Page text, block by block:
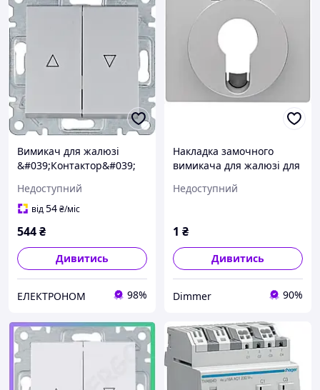
Вимикач для жалюзі
&#039;Контактор&#039;
10АХ/230В Hager WL0322
Недоступний
від54₴/міс
544₴
Дивитись
ЕЛЕКТРОНОМ 98%
Накладка замочного
вимикача для жалюзі для
лак K.5 15047103,
Недоступний
1 ₴
Дивитись
Dimmer 90%